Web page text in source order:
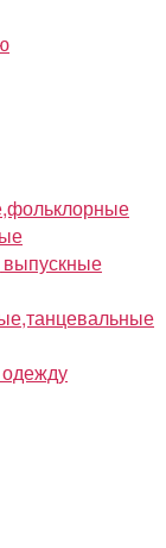
выпускные